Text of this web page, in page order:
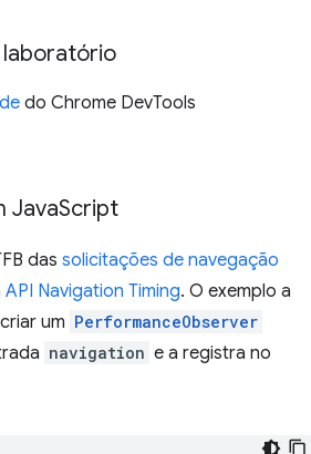
do Chrome DevTools
JavaScript
das solicitações de navegação
API Navigation Timing. O exemplo a
um PerformanceObserver
navigation e a registra no